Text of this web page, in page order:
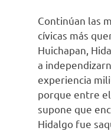
Continúan las
cívicas más
Huichapan,
a
experiencia
porque entre
supone que
Hidalgo fue